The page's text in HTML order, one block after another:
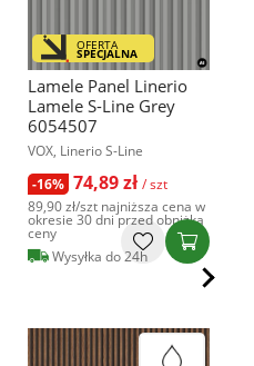
OFERTA
SPECJALNA
Lamele Panel Linerio
Lamele S-Line Grey
6054507
VOX, Linerio S-Line
-16% 74,89 zł / szt
89,90 zł/szt najniższa cena w
okresie 30 dni przed obniżką
ceny
Wysyłka do 24h